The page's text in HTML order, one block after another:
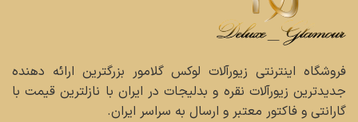
فروشگاه اینترنتی زیورآلات لوکس گلامور بزرگترین ارائه دهنده
جدیدترین زیورآلات نقره و بدلیجات در ایران با نازلترین قیمت با
گارانتی و فاکتور معتبر و ارسال به سراسر ایران.